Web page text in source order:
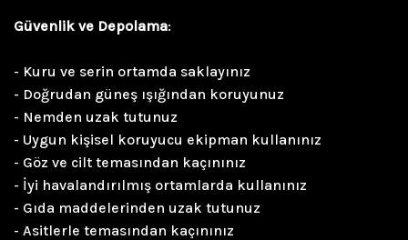
Güvenlik ve Depolama:
- Kuru ve serin ortamda saklayınız
- Doğrudan güneş ışığından koruyunuz
- Nemden uzak tutunuz
- Uygun kişisel koruyucu ekipman kullanınız
- Göz ve cilt temasından kaçınınız
- İyi havalandırılmış ortamlarda kullanınız
- Gıda maddelerinden uzak tutunuz
- Asitlerle temasından kaçınınız